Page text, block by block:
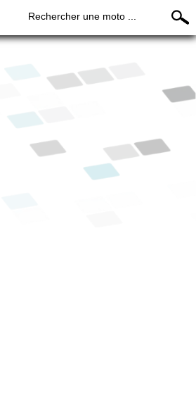
Rechercher une moto ...